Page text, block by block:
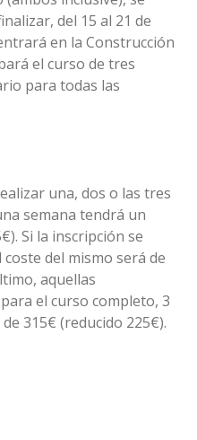
del 15 al 21 de
en la Construcción
el curso de tres
para todas las
una, dos o las tres
semana tendrá un
Si la inscripción se
del mismo será de
aquellas
el curso completo, 3
315€ (reducido 225€).